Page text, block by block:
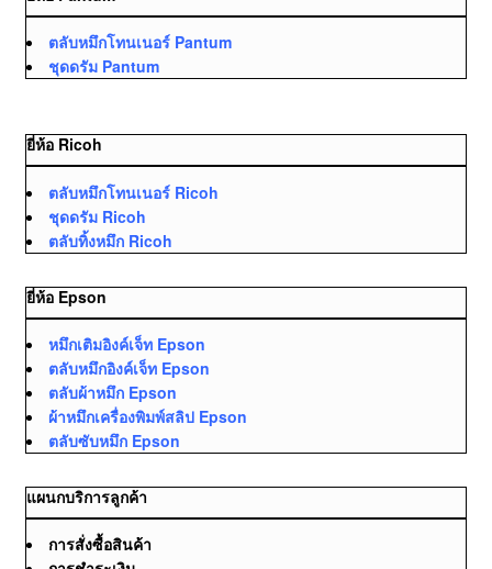
ตลับหมึกโทนเนอร์ Pantum
ชุดดรัม Pantum
ยี่ห้อ Ricoh
ตลับหมึกโทนเนอร์ Ricoh
ชุดดรัม Ricoh
ตลับทิ้งหมึก Ricoh
ยี่ห้อ Epson
หมึกเติมอิงค์เจ็ท Epson
ตลับหมึกอิงค์เจ็ท Epson
ตลับผ้าหมึก Epson
ผ้าหมึกเครื่องพิมพ์สลิป Epson
ตลับซับหมึก Epson
แผนกบริการลูกค้า
การสั่งซื้อสินค้า